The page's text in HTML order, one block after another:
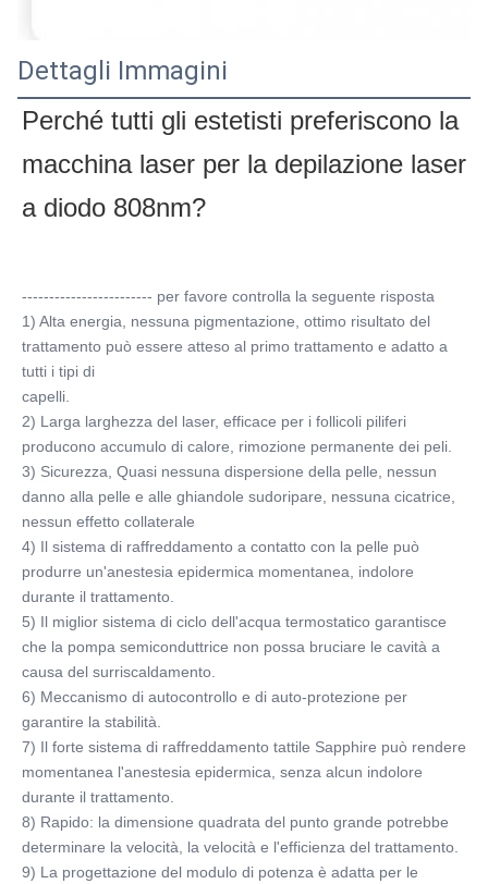
Dettagli Immagini
Perché tutti gli estetisti preferiscono la
macchina laser per la depilazione laser
a diodo 808nm?
------------------------ per favore controlla la seguente risposta
1) Alta energia, nessuna pigmentazione, ottimo risultato del
trattamento può essere atteso al primo trattamento e adatto a
tutti i tipi di
capelli.
2) Larga larghezza del laser, efficace per i follicoli piliferi
producono accumulo di calore, rimozione permanente dei peli.
3) Sicurezza, Quasi nessuna dispersione della pelle, nessun
danno alla pelle e alle ghiandole sudoripare, nessuna cicatrice,
nessun effetto collaterale
4) Il sistema di raffreddamento a contatto con la pelle può
produrre un'anestesia epidermica momentanea, indolore
durante il trattamento.
5) Il miglior sistema di ciclo dell'acqua termostatico garantisce
che la pompa semiconduttrice non possa bruciare le cavità a
causa del surriscaldamento.
6) Meccanismo di autocontrollo e di auto-protezione per
garantire la stabilità.
7) Il forte sistema di raffreddamento tattile Sapphire può rendere
momentanea l'anestesia epidermica, senza alcun indolore
durante il trattamento.
8) Rapido: la dimensione quadrata del punto grande potrebbe
determinare la velocità, la velocità e l'efficienza del trattamento.
9) La progettazione del modulo di potenza è adatta per le